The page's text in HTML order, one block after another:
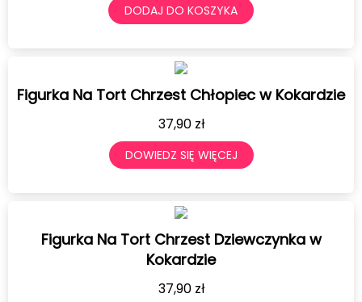
DODAJ DO KOSZYKA
Figurka Na Tort Chrzest Chłopiec w Kokardzie
37,90 zł
DOWIEDZ SIĘ WIĘCEJ
Figurka Na Tort Chrzest Dziewczynka w
Kokardzie
37,90 zł